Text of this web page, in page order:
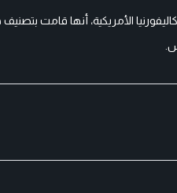
الأمريكية، أنها قامت